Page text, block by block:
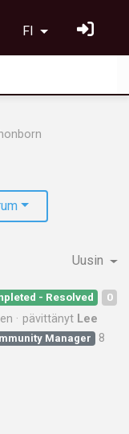
FI
Uusin
0
- Resolved
pävittänyt Lee
Manager
8